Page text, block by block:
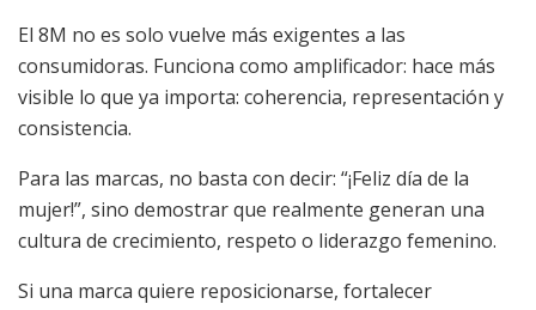
El 8M no es solo vuelve más exigentes a las
consumidoras. Funciona como amplificador: hace más
visible lo que ya importa: coherencia, representación y
consistencia.
Para las marcas, no basta con decir: “¡Feliz día de la
mujer!”, sino demostrar que realmente generan una
cultura de crecimiento, respeto o liderazgo femenino.
Si una marca quiere reposicionarse, fortalecer